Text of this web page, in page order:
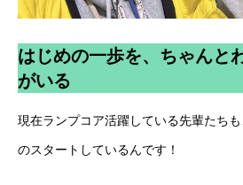
はじめの一歩を、ちゃんと
がいる
現在ランプコア活躍している先輩たち
のスタートしているんです！